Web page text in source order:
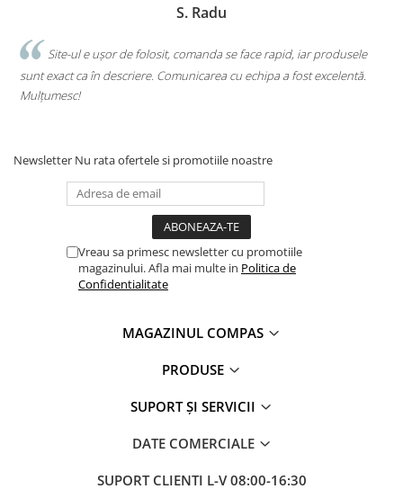
S. Radu
Site-ul e ușor de folosit, comanda se face rapid, iar produsele
sunt exact ca în descriere. Comunicarea cu echipa a fost excelentă.
Mulțumesc!
Newsletter Nu rata ofertele si promotiile noastre
Vreau sa primesc newsletter cu promotiile
magazinului. Afla mai multe in Politica de
Confidentialitate
MAGAZINUL COMPAS
PRODUSE
SUPORT ȘI SERVICII
DATE COMERCIALE
SUPORT CLIENTI L-V 08:00-16:30